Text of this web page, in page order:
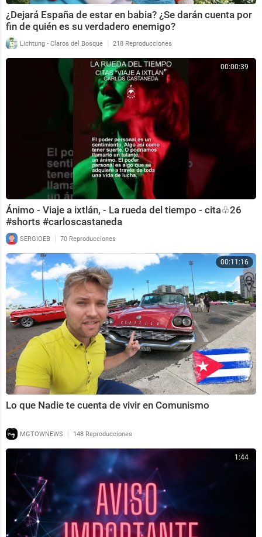
¿Dejará España de estar en babia? ¿Se darán cuenta por
fin de quién es su verdadero enemigo?
Lichtung - Claros del Bosque | 218 Reproducciones
00:00:39
Ánimo - Viaje a ixtlán, - La rueda del tiempo - cita♧26
#shorts #carloscastaneda
SERGIOEB | 70 Reproducciones
00:11:16
Lo que Nadie te cuenta de vivir en Comunismo
MGTOWNEWS | 148 Reproducciones
1:44